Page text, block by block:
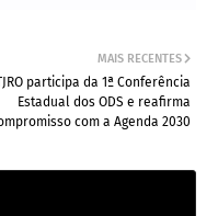
MAIS RECENTES
participa da 1ª Conferência
Estadual dos ODS e reafirma
com a Agenda 2030